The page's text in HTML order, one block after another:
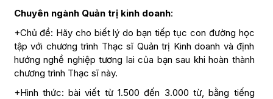
Chuyên ngành Quản trị kinh doanh:
+Chủ đề: Hãy cho biết lý do bạn tiếp tục con đường học
tập với chương trình Thạc sĩ Quản trị Kinh doanh và định
hướng nghề nghiệp tương lai của bạn sau khi hoàn thành
chương trình Thạc sĩ này.
+Hình thức: bài viết từ 1.500 đến 3.000 từ, bằng tiếng